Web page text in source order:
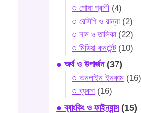
○ পোষা প্রাণী (4)
○ রেসিপি ও রান্না(2)
○ নাম ও তালিকা(22)
○ মিডিয়া কনটেন্ট (10)
● অর্থ ও উপার্জন(37)
○ অনলাইন ইনকাম (16)
○ ব্যবসা(16)
● ব্যাংকিং ও ফাইন্যান্স(15)